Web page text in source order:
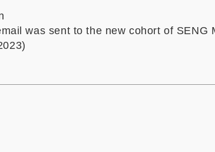
was sent to the new cohort of SENG